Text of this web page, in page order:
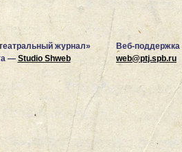
журнал»
— Studio Shweb
Веб-поддержка
web@ptj.spb.ru